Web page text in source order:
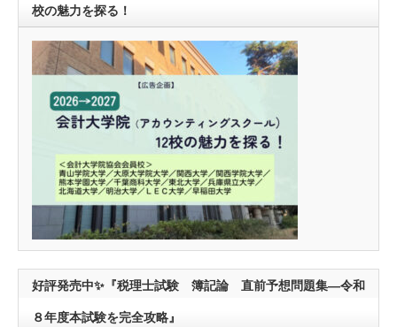
校の魅力を探る！
好評発売中✨『税理士試験 簿記論 直前予想問題集―令和
８年度本試験を完全攻略』